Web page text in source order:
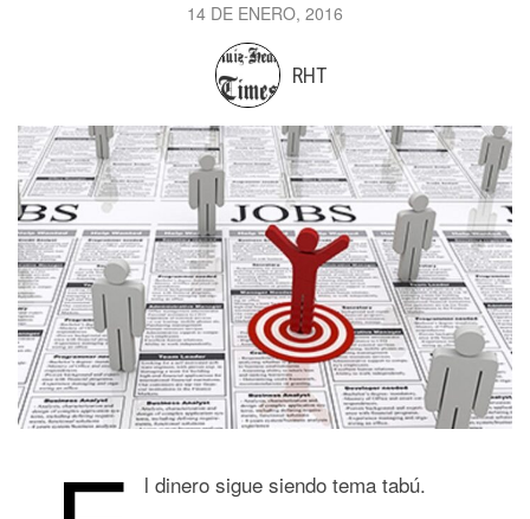
14 DE ENERO, 2016
RHT
l dinero sigue siendo tema tabú.